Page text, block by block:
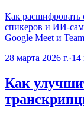
Как
спикеров и ИИ-
Google Meet и
28 марта 2026 г.·14
Как